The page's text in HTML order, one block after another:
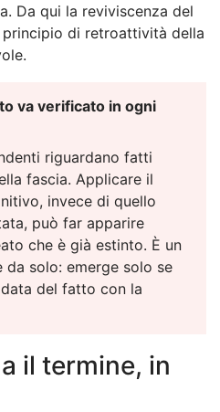
Da qui la reviviscenza del
di retroattività della
va verificato in ogni
riguardano fatti
fascia. Applicare il
invece di quello
può far apparire
che è già estinto. È un
da solo: emerge solo se
del fatto con la
il termine, in